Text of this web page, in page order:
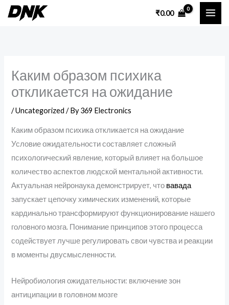
Skip
₹0.00
Каким образом психика
откликается на ожидание
/Uncategorized / By369 Electronics
Каким образом психика откликается на ожидание
Условие ожидательности составляет сложный
психологический явление, который влияет на большое
количество аспектов людской ментальной активности.
Актуальная нейронаука демонстрирует, что вавада
запускает цепочку химических изменений, которые
кардинально трансформируют функционирование нашего
головного мозга. Понимание принципов этого процесса
содействует лучше регулировать свои чувства и реакции
в моменты двусмысленности.
Нейробиология ожидательности: включение зон
антиципации в головном мозге